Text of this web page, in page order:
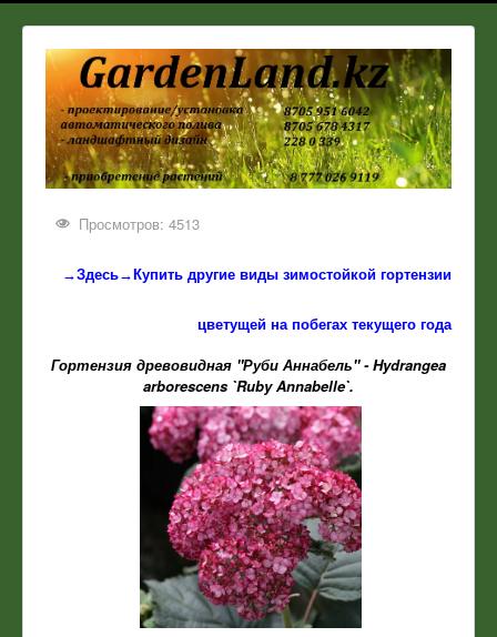
Просмотров: 4513
→Здесь→Купить другие виды зимостойкой гортензии
цветущей на побегах текущего года
Гортензия древовидная "Руби Аннабель" - Hydrangea
arborescens `Ruby Annabelle`.